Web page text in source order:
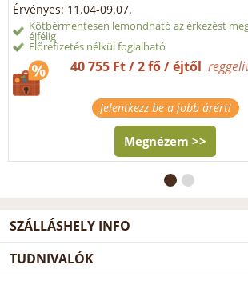
Érvényes: 11.04-09.07.
Kötbérmentesen lemondható az érkezést
éjfélig
Előrefizetés nélkül foglalható
40 755 Ft / 2 fő / éjtől
Jelentkezz be a jobb árért!
Megnézem >>
SZÁLLÁSHELY INFO
TUDNIVALÓK